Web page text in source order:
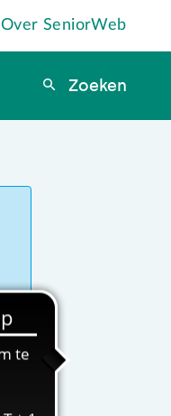
Over SeniorWeb
Zoeken
Zoeken